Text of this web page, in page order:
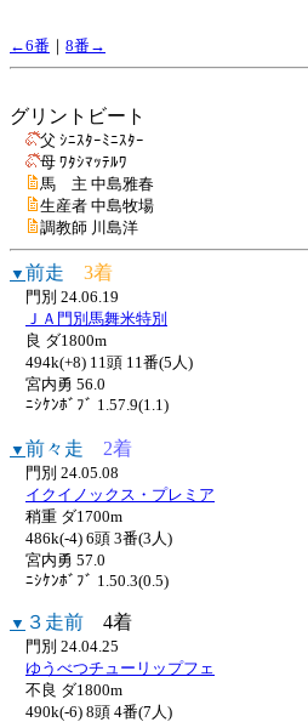
←6番 ｜ 8番→
グリントビート
父 ｼﾆｽﾀｰﾐﾆｽﾀｰ
母 ﾜﾀｼﾏｯﾃﾙﾜ
馬 主 中島雅春
生産者 中島牧場
調教師 川島洋
▼ 前走 3着
門別 24.06.19
ＪＡ門別馬舞米特別
良 ダ1800m
494k(+8) 11頭 11番(5人)
宮内勇 56.0
ﾆｼｹﾝﾎﾞﾌﾞ 1.57.9(1.1)
▼ 前々走 2着
門別 24.05.08
イクイノックス・プレミア
稍重 ダ1700m
486k(-4) 6頭 3番(3人)
宮内勇 57.0
ﾆｼｹﾝﾎﾞﾌﾞ 1.50.3(0.5)
▼ ３走前 4着
門別 24.04.25
ゆうべつチューリップフェ
不良 ダ1800m
490k(-6) 8頭 4番(7人)